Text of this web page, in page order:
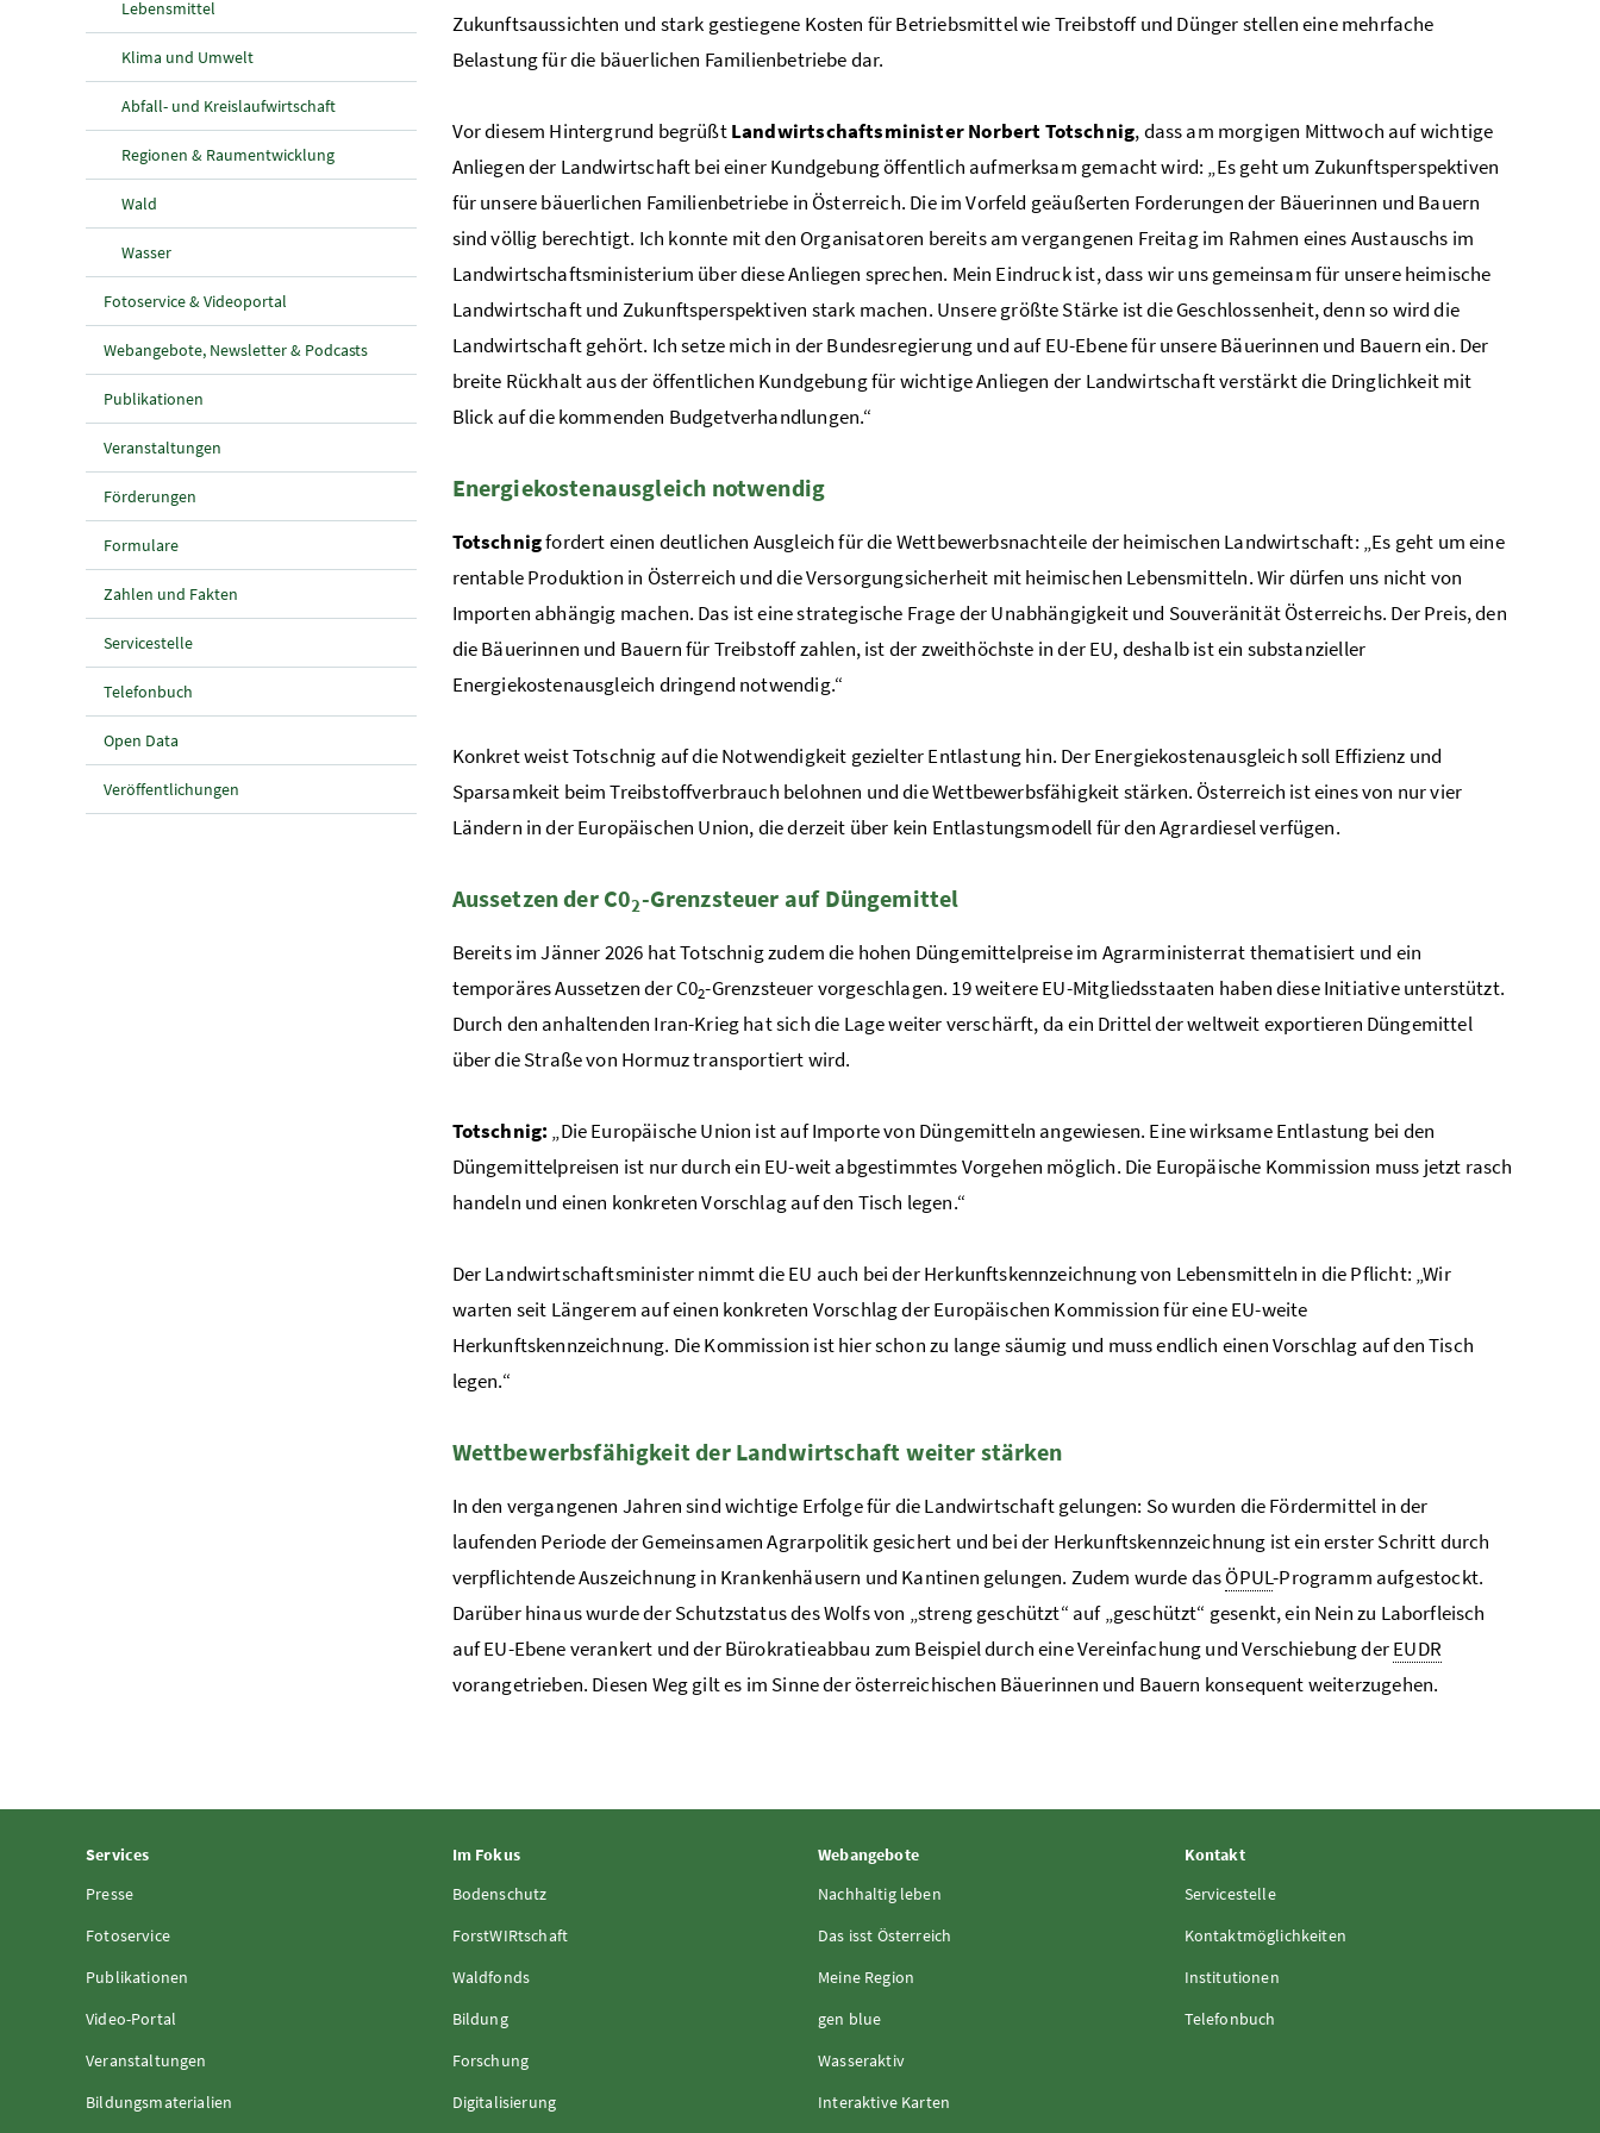
Lebensmittel
Klima und Umwelt
Abfall- und Kreislaufwirtschaft
Regionen & Raumentwicklung
Wald
Wasser
Fotoservice & Videoportal
Webangebote, Newsletter & Podcasts
Publikationen
Veranstaltungen
Förderungen
Formulare
Zahlen und Fakten
Servicestelle
Telefonbuch
Open Data
Veröffentlichungen
Zukunftsaussichten und stark gestiegene Kosten für Betriebsmittel wie Treibstoff und Dünger stellen eine mehrfache
Belastung für die bäuerlichen Familienbetriebe dar.
Vor diesem Hintergrund begrüßtLandwirtschaftsminister Norbert Totschnig, dass am morgigen Mittwoch auf wichtige
Anliegen der Landwirtschaft bei einer Kundgebung öffentlich aufmerksam gemacht wird: „Es geht um Zukunftsperspektiven
für unsere bäuerlichen Familienbetriebe in Österreich. Die im Vorfeld geäußerten Forderungen der Bäuerinnen und Bauern
sind völlig berechtigt. Ich konnte mit den Organisatoren bereits am vergangenen Freitag im Rahmen eines Austauschs im
Landwirtschaftsministerium über diese Anliegen sprechen. Mein Eindruck ist, dass wir uns gemeinsam für unsere heimische
Landwirtschaft und Zukunftsperspektiven stark machen. Unsere größte Stärke ist die Geschlossenheit, denn so wird die
Landwirtschaft gehört. Ich setze mich in der Bundesregierung und auf EU-Ebene für unsere Bäuerinnen und Bauern ein. Der
breite Rückhalt aus der öffentlichen Kundgebung für wichtige Anliegen der Landwirtschaft verstärkt die Dringlichkeit mit
Blick auf die kommenden Budgetverhandlungen.“
Energiekostenausgleich notwendig
Totschnigfordert einen deutlichen Ausgleich für die Wettbewerbsnachteile der heimischen Landwirtschaft: „Es geht um eine
rentable Produktion in Österreich und die Versorgungsicherheit mit heimischen Lebensmitteln. Wir dürfen uns nicht von
Importen abhängig machen. Das ist eine strategische Frage der Unabhängigkeit und Souveränität Österreichs. Der Preis, den
die Bäuerinnen und Bauern für Treibstoff zahlen, ist der zweithöchste in der EU, deshalb ist ein substanzieller
Energiekostenausgleich dringend notwendig.“
Konkret weist Totschnig auf die Notwendigkeit gezielter Entlastung hin. Der Energiekostenausgleich soll Effizienz und
Sparsamkeit beim Treibstoffverbrauch belohnen und die Wettbewerbsfähigkeit stärken. Österreich ist eines von nur vier
Ländern in der Europäischen Union, die derzeit über kein Entlastungsmodell für den Agrardiesel verfügen.
Aussetzen der C02-Grenzsteuer auf Düngemittel
Bereits im Jänner 2026 hat Totschnig zudem die hohen Düngemittelpreise im Agrarministerrat thematisiert und ein
temporäres Aussetzen der C02-Grenzsteuer vorgeschlagen. 19 weitere EU-Mitgliedsstaaten haben diese Initiative unterstützt.
Durch den anhaltenden Iran-Krieg hat sich die Lage weiter verschärft, da ein Drittel der weltweit exportieren Düngemittel
über die Straße von Hormuz transportiert wird.
Totschnig: „Die Europäische Union ist auf Importe von Düngemitteln angewiesen. Eine wirksame Entlastung bei den
Düngemittelpreisen ist nur durch ein EU-weit abgestimmtes Vorgehen möglich. Die Europäische Kommission muss jetzt rasch
handeln und einen konkreten Vorschlag auf den Tisch legen.“
Der Landwirtschaftsminister nimmt die EU auch bei der Herkunftskennzeichnung von Lebensmitteln in die Pflicht: „Wir
warten seit Längerem auf einen konkreten Vorschlag der Europäischen Kommission für eine EU-weite
Herkunftskennzeichnung. Die Kommission ist hier schon zu lange säumig und muss endlich einen Vorschlag auf den Tisch
legen.“
Wettbewerbsfähigkeit der Landwirtschaft weiter stärken
In den vergangenen Jahren sind wichtige Erfolge für die Landwirtschaft gelungen: So wurden die Fördermittel in der
laufenden Periode der Gemeinsamen Agrarpolitik gesichert und bei der Herkunftskennzeichnung ist ein erster Schritt durch
verpflichtende Auszeichnung in Krankenhäusern und Kantinen gelungen. Zudem wurde dasÖPUL-Programm aufgestockt.
Darüber hinaus wurde der Schutzstatus des Wolfs von „streng geschützt“ auf „geschützt“ gesenkt, ein Nein zu Laborfleisch
auf EU-Ebene verankert und der Bürokratieabbau zum Beispiel durch eine Vereinfachung und Verschiebung derEUDR
vorangetrieben. Diesen Weg gilt es im Sinne der österreichischen Bäuerinnen und Bauern konsequent weiterzugehen.
Services
Presse
Fotoservice
Publikationen
Video-Portal
Veranstaltungen
Bildungsmaterialien
Im Fokus
Bodenschutz
ForstWIRtschaft
Waldfonds
Bildung
Forschung
Digitalisierung
Webangebote
Nachhaltig leben
Das isst Österreich
Meine Region
gen blue
Wasseraktiv
Interaktive Karten
Kontakt
Servicestelle
Kontaktmöglichkeiten
Institutionen
Telefonbuch